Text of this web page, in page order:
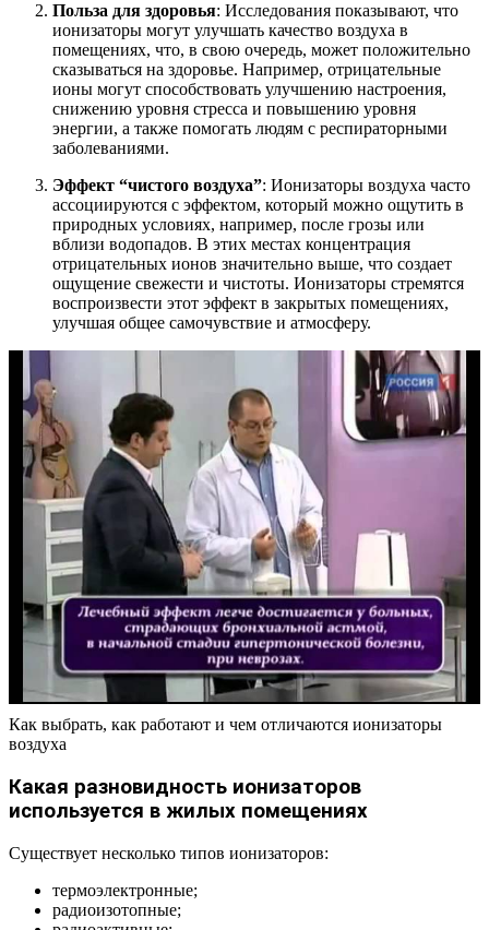
Польза для здоровья: Исследования показывают, что
ионизаторы могут улучшать качество воздуха в
помещениях, что, в свою очередь, может положительно
сказываться на здоровье. Например, отрицательные
ионы могут способствовать улучшению настроения,
снижению уровня стресса и повышению уровня
энергии, а также помогать людям с респираторными
заболеваниями.
Эффект “чистого воздуха”: Ионизаторы воздуха часто
ассоциируются с эффектом, который можно ощутить в
природных условиях, например, после грозы или
вблизи водопадов. В этих местах концентрация
отрицательных ионов значительно выше, что создает
ощущение свежести и чистоты. Ионизаторы стремятся
воспроизвести этот эффект в закрытых помещениях,
улучшая общее самочувствие и атмосферу.
Как выбрать, как работают и чем отличаются ионизаторы
воздуха
Какая разновидность ионизаторов
используется в жилых помещениях
Существует несколько типов ионизаторов:
термоэлектронные;
радиоизотопные;